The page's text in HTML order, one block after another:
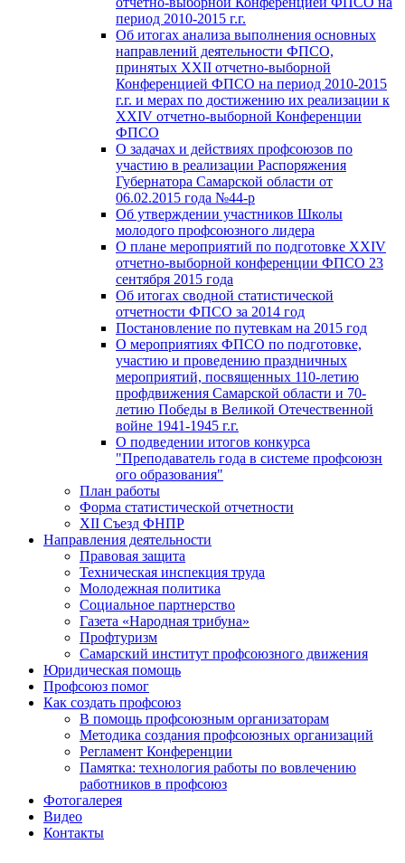
период 2010-2015 г.г.
Об итогах анализа выполнения основных
направлений деятельности ФПСО,
принятых XXII отчетно-выборной
Конференцией ФПСО на период 2010-2015
г.г. и мерах по достижению их реализации к
XXIV отчетно-выборной Конференции
ФПСО
О задачах и действиях профсоюзов по
участию в реализации Распоряжения
Губернатора Самарской области от
06.02.2015 года №44-р
Об утверждении участников Школы
молодого профсоюзного лидера
О плане мероприятий по подготовке XXIV
отчетно-выборной конференции ФПСО 23
сентября 2015 года
Об итогах сводной статистической
отчетности ФПСО за 2014 год
Постановление по путевкам на 2015 год
О мероприятиях ФПСО по подготовке,
участию и проведению праздничных
мероприятий, посвященных 110-летию
профдвижения Самарской области и 70-
летию Победы в Великой Отечественной
войне 1941-1945 г.г.
О подведении итогов конкурса
"Преподаватель года в системе профсоюзн
ого образования"
План работы
Форма статистической отчетности
XII Съезд ФНПР
Направления деятельности
Правовая защита
Техническая инспекция труда
Молодежная политика
Социальное партнерство
Газета «Народная трибуна»
Профтуризм
Самарский институт профсоюзного движения
Юридическая помощь
Профсоюз помог
Как создать профсоюз
В помощь профсоюзным организаторам
Методика создания профсоюзных организаций
Регламент Конференции
Памятка: технология работы по вовлечению
работников в профсоюз
Фотогалерея
Видео
Контакты